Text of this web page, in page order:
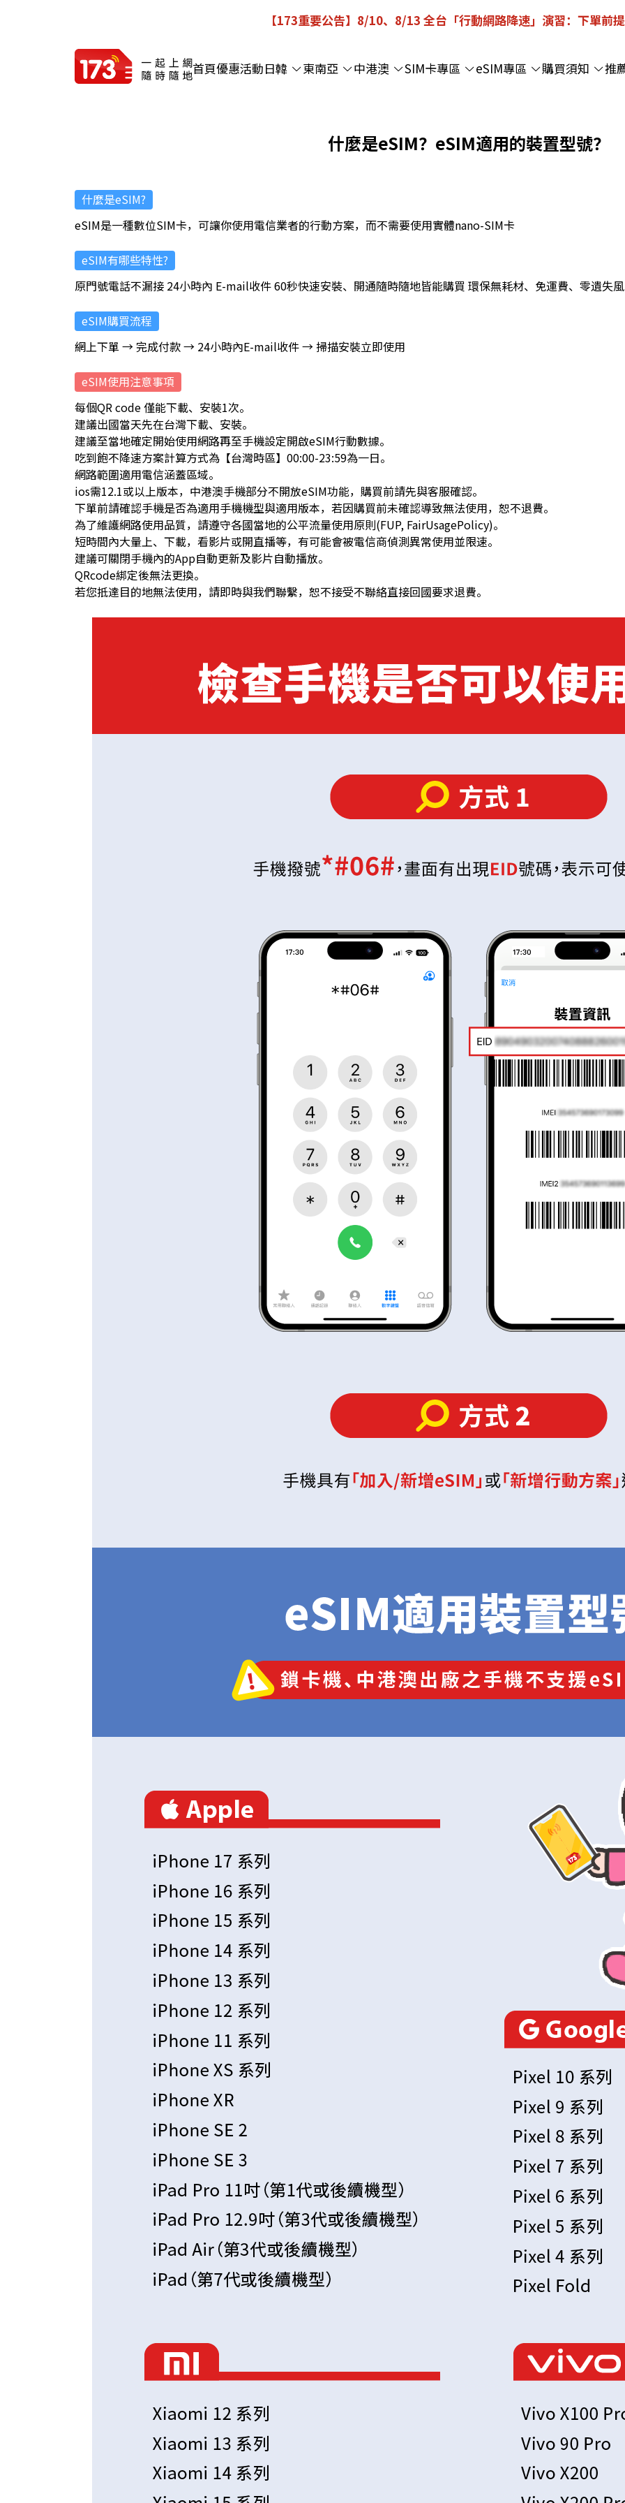
【173重要公告】8/10、8/13 全台「行動網路降速」演習：下單前
首頁優惠活動日韓 東南亞 中港澳 SIM卡專區 eSIM專區 購買須知 推
什麼是eSIM？eSIM適用的裝置型號？
什麼是eSIM?
eSIM是一種數位SIM卡，可讓你使用電信業者的行動方案，而不需要使用實體nano-SIM卡
eSIM有哪些特性?
原門號電話不漏接 24小時內 E-mail收件 60秒快速安裝、開通隨時隨地皆能購買 環保無耗材、免運費、零遺失
eSIM購買流程
網上下單 → 完成付款 → 24小時內E-mail收件 → 掃描安裝立即使用
eSIM使用注意事項
每個QR code 僅能下載、安裝1次。
建議出國當天先在台灣下載、安裝。
建議至當地確定開始使用網路再至手機設定開啟eSIM行動數據。
吃到飽不降速方案計算方式為【台灣時區】00:00-23:59為一日。
網路範圍適用電信涵蓋區域。
ios需12.1或以上版本，中港澳手機部分不開放eSIM功能，購買前請先與客服確認。
下單前請確認手機是否為適用手機機型與適用版本，若因購買前未確認導致無法使用，恕不退費。
為了維護網路使用品質，請遵守各國當地的公平流量使用原則(FUP, FairUsagePolicy)。
短時間內大量上、下載，看影片或開直播等，有可能會被電信商偵測異常使用並限速。
建議可關閉手機內的App自動更新及影片自動播放。
QRcode綁定後無法更換。
若您抵達目的地無法使用，請即時與我們聯繫，恕不接受不聯絡直接回國要求退費。